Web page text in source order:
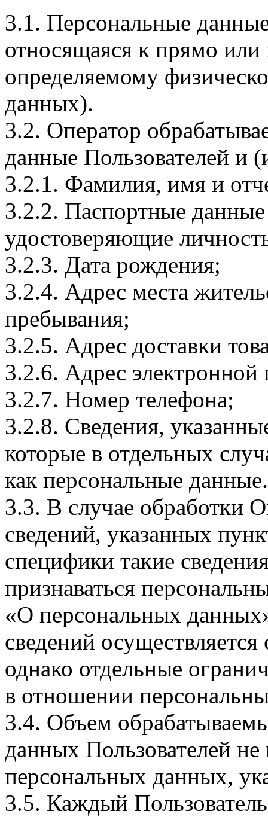
3.1. Персональные
относящаяся к прямо
определяемому
данных).
3.2. Оператор
данные Пользователей и
3.2.1. Фамилия, имя и
3.2.2. Паспортные
удостоверяющие
3.2.3. Дата рождения;
3.2.4. Адрес места
пребывания;
3.2.5. Адрес доставки
3.2.6. Адрес электронной
3.2.7. Номер телефона;
3.2.8. Сведения,
которые в отдельных
как персональные данные.
3.3. В случае обработки
сведений, указанных
специфики такие
признаваться
«О персональных
сведений
однако отдельные
в отношении
3.4. Объем
данных Пользователей
персональных данных,
3.5. Каждый